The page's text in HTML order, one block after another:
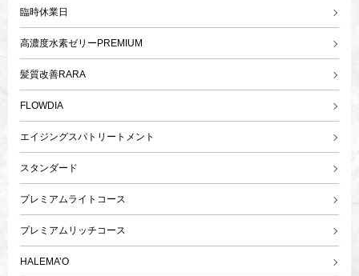
臨時休業日
高濃度水素ゼリーPREMIUM
髪質改善RARA
FLOWDIA
エイジングスパトリートメント
スタンダード
プレミアムライトコース
プレミアムリッチコース
HALEMA’O